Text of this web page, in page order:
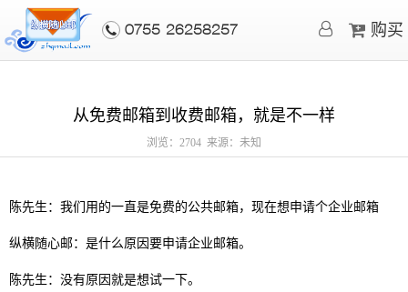
0755-26258257 购买
从免费邮箱到收费邮箱，就是不一样
浏览：2704 来源：未知
陈先生：我们用的一直是免费的公共邮箱，现在想申请个企业邮箱
纵横随心邮：是什么原因要申请企业邮箱。
陈先生：没有原因就是想试一下。